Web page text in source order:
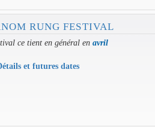
RUNG FESTIVAL
ce tient en général en avril
et futures dates